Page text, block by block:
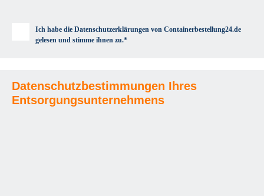
Ich habe die Datenschutzerklärungen von Containerbestellung24.de
gelesen und stimme ihnen zu.*
Datenschutzbestimmungen Ihres
Entsorgungsunternehmens